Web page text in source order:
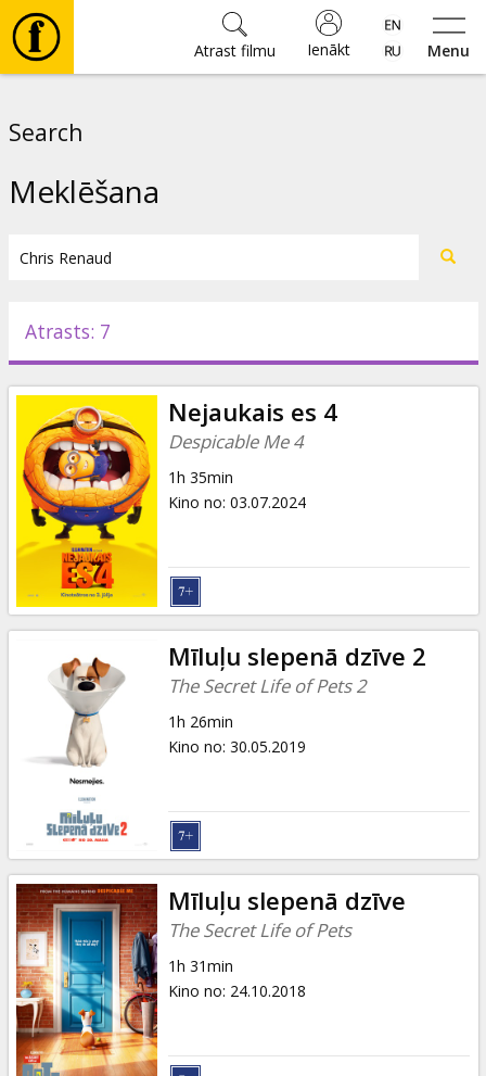
Menu
Ienākt
Atrast filmu
Pasākumi
Ziņas
Dāvanu
kartes
Uzkodas
Kino
Klubs
Search
Meklēšana
Atrasts: 7
Nejaukais es 4
Despicable Me 4
1h 35min
Kino no: 03.07.2024
Mīluļu slepenā dzīve 2
The Secret Life of Pets 2
1h 26min
Kino no: 30.05.2019
Mīluļu slepenā dzīve
The Secret Life of Pets
1h 31min
Kino no: 24.10.2018